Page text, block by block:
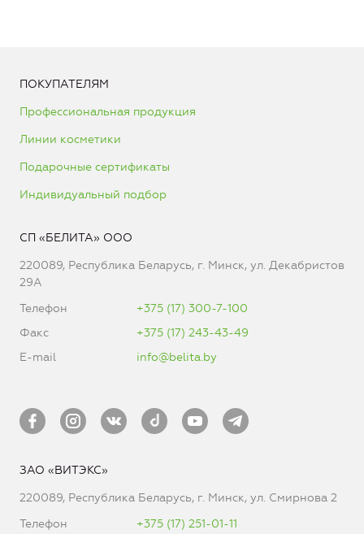
ПОКУПАТЕЛЯМ
Профессиональная продукция
Линии косметики
Подарочные сертификаты
Индивидуальный подбор
СП «БЕЛИТА» ООО
220089, Республика Беларусь, г. Минск, ул. Декабристов
29А
Телефон
+375 (17) 300-7-100
Факс
+375 (17) 243-43-49
E-mail
info@belita.by
ЗАО «ВИТЭКС»
220089, Республика Беларусь, г. Минск, ул. Смирнова 2
Телефон
+375 (17) 251-01-11